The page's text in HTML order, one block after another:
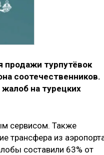
продажи турпутёвок
соотечественников.
на турецких
сервисом. Также
трансфера из
составили 63% от